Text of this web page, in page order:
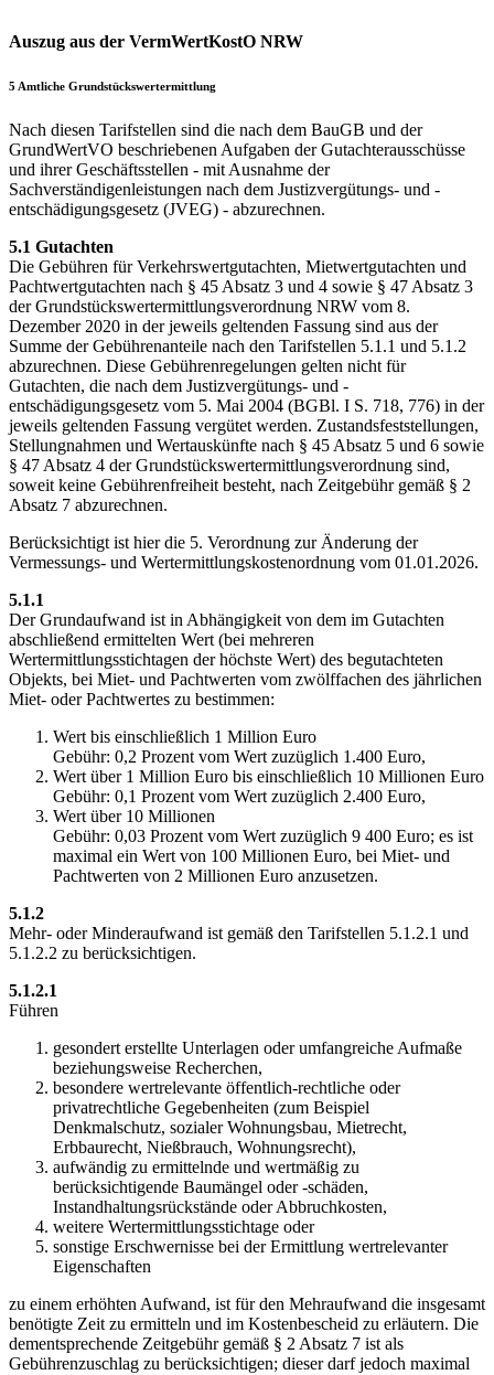
Auszug aus der VermWertKostO NRW
5 Amtliche Grundstückswertermittlung
Nach diesen Tarifstellen sind die nach dem BauGB und der
GrundWertVO beschriebenen Aufgaben der Gutachterausschüsse
und ihrer Geschäftsstellen - mit Ausnahme der
Sachverständigenleistungen nach dem Justizvergütungs- und -
entschädigungsgesetz (JVEG) - abzurechnen.
5.1 Gutachten
Die Gebühren für Verkehrswertgutachten, Mietwertgutachten und
Pachtwertgutachten nach § 45 Absatz 3 und 4 sowie § 47 Absatz 3
der Grundstückswertermittlungsverordnung NRW vom 8.
Dezember 2020 in der jeweils geltenden Fassung sind aus der
Summe der Gebührenanteile nach den Tarifstellen 5.1.1 und 5.1.2
abzurechnen. Diese Gebührenregelungen gelten nicht für
Gutachten, die nach dem Justizvergütungs- und -
entschädigungsgesetz vom 5. Mai 2004 (BGBl. I S. 718, 776) in der
jeweils geltenden Fassung vergütet werden. Zustandsfeststellungen,
Stellungnahmen und Wertauskünfte nach § 45 Absatz 5 und 6 sowie
§ 47 Absatz 4 der Grundstückswertermittlungsverordnung sind,
soweit keine Gebührenfreiheit besteht, nach Zeitgebühr gemäß § 2
Absatz 7 abzurechnen.
Berücksichtigt ist hier die 5. Verordnung zur Änderung der
Vermessungs- und Wertermittlungskostenordnung vom 01.01.2026.
5.1.1
Der Grundaufwand ist in Abhängigkeit von dem im Gutachten
abschließend ermittelten Wert (bei mehreren
Wertermittlungsstichtagen der höchste Wert) des begutachteten
Objekts, bei Miet- und Pachtwerten vom zwölffachen des jährlichen
Miet- oder Pachtwertes zu bestimmen:
Wert bis einschließlich 1 Million Euro
Gebühr: 0,2 Prozent vom Wert zuzüglich 1.400 Euro,
Wert über 1 Million Euro bis einschließlich 10 Millionen Euro
Gebühr: 0,1 Prozent vom Wert zuzüglich 2.400 Euro,
Wert über 10 Millionen
Gebühr: 0,03 Prozent vom Wert zuzüglich 9 400 Euro; es ist
maximal ein Wert von 100 Millionen Euro, bei Miet- und
Pachtwerten von 2 Millionen Euro anzusetzen.
5.1.2
Mehr- oder Minderaufwand ist gemäß den Tarifstellen 5.1.2.1 und
5.1.2.2 zu berücksichtigen.
5.1.2.1
Führen
gesondert erstellte Unterlagen oder umfangreiche Aufmaße
beziehungsweise Recherchen,
besondere wertrelevante öffentlich-rechtliche oder
privatrechtliche Gegebenheiten (zum Beispiel
Denkmalschutz, sozialer Wohnungsbau, Mietrecht,
Erbbaurecht, Nießbrauch, Wohnungsrecht),
aufwändig zu ermittelnde und wertmäßig zu
berücksichtigende Baumängel oder -schäden,
Instandhaltungsrückstände oder Abbruchkosten,
weitere Wertermittlungsstichtage oder
sonstige Erschwernisse bei der Ermittlung wertrelevanter
Eigenschaften
zu einem erhöhten Aufwand, ist für den Mehraufwand die insgesamt
benötigte Zeit zu ermitteln und im Kostenbescheid zu erläutern. Die
dementsprechende Zeitgebühr gemäß § 2 Absatz 7 ist als
Gebührenzuschlag zu berücksichtigen; dieser darf jedoch maximal